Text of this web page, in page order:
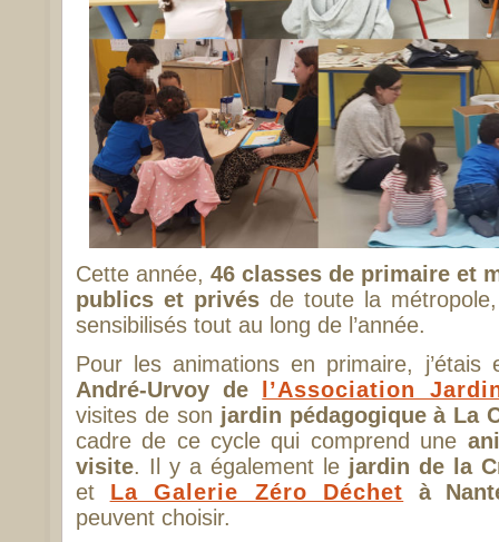
Cette année, 46 classes de primaire et
publics et privés de toute la
sensibilisés tout au long de l’année.
Pour les animations en primaire,
André-Urvoy de
l’Association
visites de son jardin pédagogique à La
cadre de ce cycle qui comprend une
visite. Il y a également le jardin de la
et La Galerie Zéro Déchet à
peuvent choisir.